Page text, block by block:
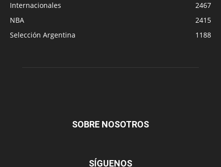
Internacionales
2467
NBA
2415
Selección Argentina
1188
SOBRE NOSOTROS
SÍGUENOS